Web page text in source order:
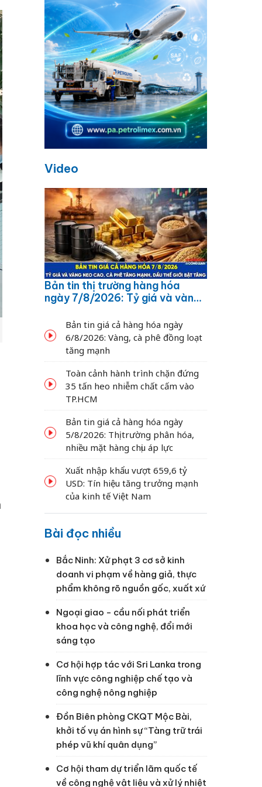
Video
Bản tin thị trường hàng hóa
ngày 7/8/2026: Tỷ giá và vàng
dầu thế giới bật tăng
Bản tin giá cả hàng hóa ngày
6/8/2026: Vàng, cà phê đồng loạt
tăng mạnh
Toàn cảnh hành trình chặn đứng
35 tấn heo nhiễm chất cấm vào
TP.HCM
Bản tin giá cả hàng hóa ngày
5/8/2026: Thị trường phân hóa,
nhiều mặt hàng chịu áp lực
Xuất nhập khẩu vượt 659,6 tỷ
USD: Tín hiệu tăng trưởng mạnh
của kinh tế Việt Nam
Bài đọc nhiều
Bắc Ninh: Xử phạt 3 cơ sở kinh
doanh vi phạm về hàng giả, thực
phẩm không rõ nguồn gốc, xuất xứ
Ngoại giao - cầu nối phát triển
khoa học và công nghệ, đổi mới
sáng tạo
Cơ hội hợp tác với Sri Lanka trong
lĩnh vực công nghiệp chế tạo và
công nghệ nông nghiệp
Đồn Biên phòng CKQT Mộc Bài,
khởi tố vụ án hình sự “Tàng trữ trái
phép vũ khí quân dụng”
Cơ hội tham dự triển lãm quốc tế
về công nghệ vật liệu và xử lý nhiệt